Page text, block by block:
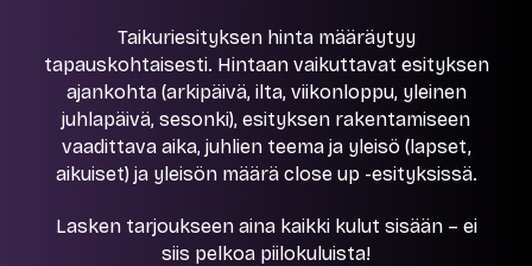
Taikuriesityksen hinta määräytyy
tapauskohtaisesti. Hintaan vaikuttavat esityksen
ajankohta (arkipäivä, ilta, viikonloppu, yleinen
juhlapäivä, sesonki), esityksen rakentamiseen
vaadittava aika, juhlien teema ja yleisö (lapset,
aikuiset) ja yleisön määrä close up -esityksissä.
Lasken tarjoukseen aina kaikki kulut sisään – ei
siis pelkoa piilokuluista!